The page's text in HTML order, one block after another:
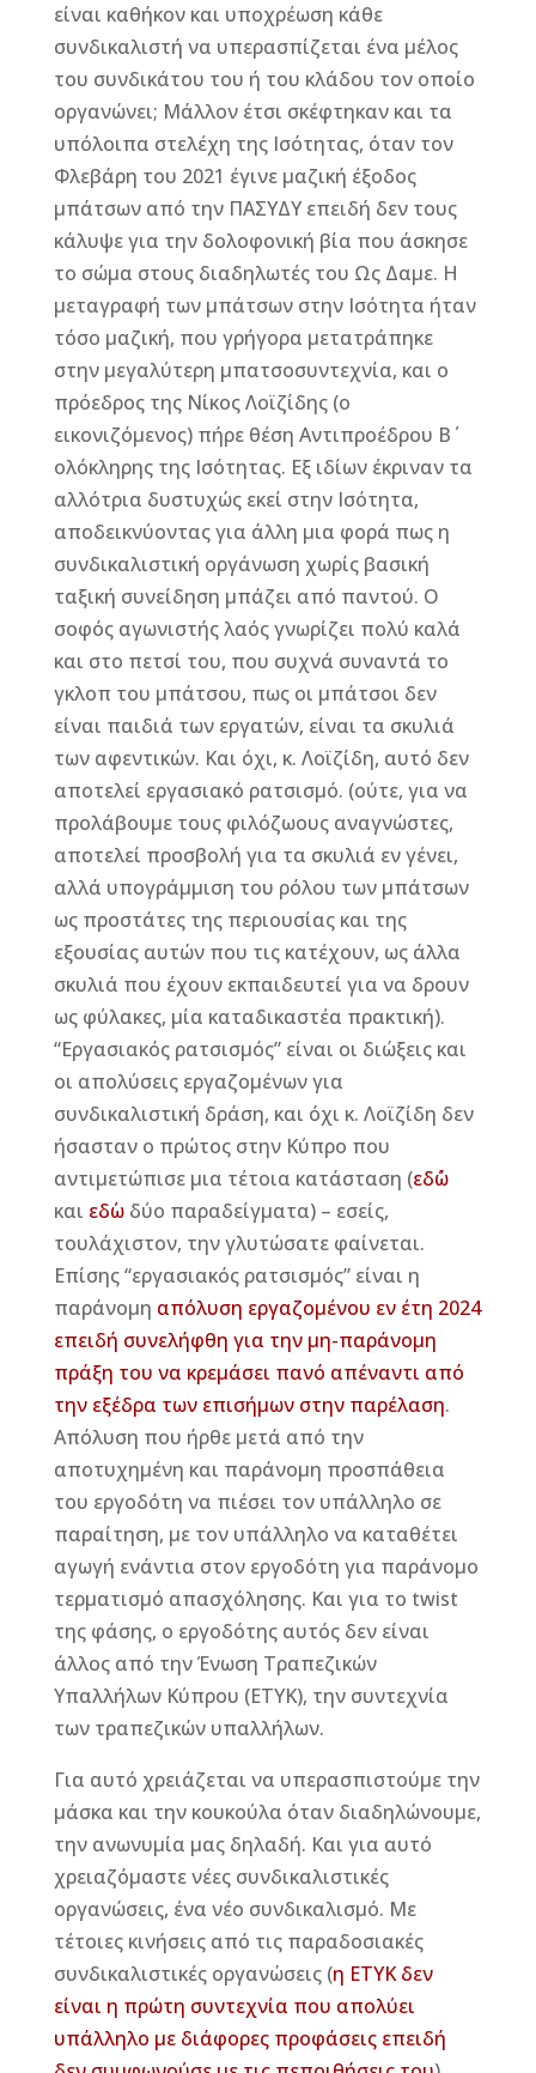
είναι καθήκον και υποχρέωση κάθε
συνδικαλιστή να υπερασπίζεται ένα μέλος
του συνδικάτου του ή του κλάδου τον οποίο
οργανώνει; Μάλλον έτσι σκέφτηκαν και τα
υπόλοιπα στελέχη της Ισότητας, όταν τον
Φλεβάρη του 2021 έγινε μαζική έξοδος
μπάτσων από την ΠΑΣΥΔΥ επειδή δεν τους
κάλυψε για την δολοφονική βία που άσκησε
το σώμα στους διαδηλωτές του Ως Δαμε. Η
μεταγραφή των μπάτσων στην Ισότητα ήταν
τόσο μαζική, που γρήγορα μετατράπηκε
στην μεγαλύτερη μπατσοσυντεχνία, και ο
πρόεδρος της Νίκος Λοϊζίδης (ο
εικονιζόμενος) πήρε θέση Αντιπροέδρου Β΄
ολόκληρης της Ισότητας. Εξ ιδίων έκριναν τα
αλλότρια δυστυχώς εκεί στην Ισότητα,
αποδεικνύοντας για άλλη μια φορά πως η
συνδικαλιστική οργάνωση χωρίς βασική
ταξική συνείδηση μπάζει από παντού. Ο
σοφός αγωνιστής λαός γνωρίζει πολύ καλά
και στο πετσί του, που συχνά συναντά το
γκλοπ του μπάτσου, πως οι μπάτσοι δεν
είναι παιδιά των εργατών, είναι τα σκυλιά
των αφεντικών. Και όχι, κ. Λοϊζίδη, αυτό δεν
αποτελεί εργασιακό ρατσισμό. (ούτε, για να
προλάβουμε τους φιλόζωους αναγνώστες,
αποτελεί προσβολή για τα σκυλιά εν γένει,
αλλά υπογράμμιση του ρόλου των μπάτσων
ως προστάτες της περιουσίας και της
εξουσίας αυτών που τις κατέχουν, ως άλλα
σκυλιά που έχουν εκπαιδευτεί για να δρουν
ως φύλακες, μία καταδικαστέα πρακτική).
“Εργασιακός ρατσισμός” είναι οι διώξεις και
οι απολύσεις εργαζομένων για
συνδικαλιστική δράση, και όχι κ. Λοϊζίδη δεν
ήσασταν ο πρώτος στην Κύπρο που
αντιμετώπισε μια τέτοια κατάσταση (εδ΄ώ
και εδ΄ωδύο παραδείγματα) – εσείς,
τουλάχιστον, την γλυτώσατε φαίνεται.
Επίσης “εργασιακός ρατσισμός” είναι η
παράνομη απόλυση εργαζομένου εν έτη 2024
επειδή συνελήφθη για την μη-παράνομη
πράξη του να κρεμάσει πανό απέναντι από
την εξέδρα των επισήμων στην παρέλαση.
Απόλυση που ήρθε μετά από την
αποτυχημένη και παράνομη προσπάθεια
του εργοδότη να πιέσει τον υπάλληλο σε
παραίτηση, με τον υπάλληλο να καταθέτει
αγωγή ενάντια στον εργοδότη για παράνομο
τερματισμό απασχόλησης. Και για το twist
της φάσης, ο εργοδότης αυτός δεν είναι
άλλος από την Ένωση Τραπεζικών
Υπαλλήλων Κύπρου (ΕΤΥΚ), την συντεχνία
των τραπεζικών υπαλλήλων.
Για αυτό χρειάζεται να υπερασπιστούμε την
μάσκα και την κουκούλα όταν διαδηλώνουμε,
την ανωνυμία μας δηλαδή. Και για αυτό
χρειαζόμαστε νέες συνδικαλιστικές
οργανώσεις, ένα νέο συνδικαλισμό. Με
τέτοιες κινήσεις από τις παραδοσιακές
συνδικαλιστικές οργανώσεις (η ΕΤΥΚ δεν
είναι η πρώτη συντεχνία που απολύει
υπάλληλο με διάφορες προφάσεις επειδή